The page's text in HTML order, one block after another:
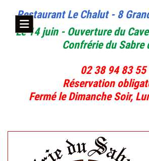
Restaurant Le Chalut - 8
Le 14 juin - Ouverture du
Confrérie du Sabre
02 38 94 83 55
Réservation
Fermé le Dimanche Soir,